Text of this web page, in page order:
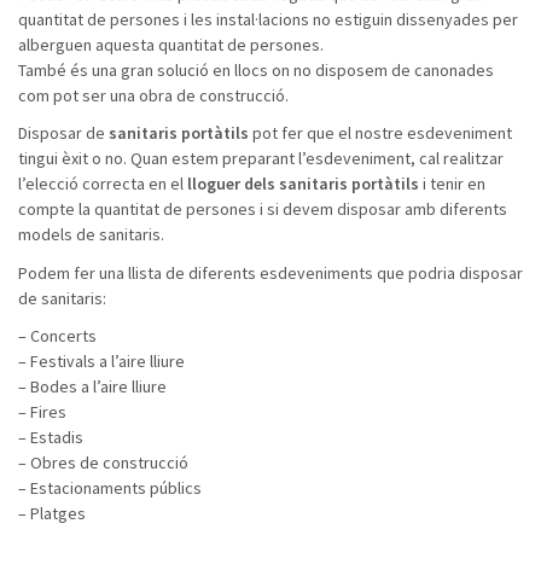
quantitat de persones i les instal·lacions no estiguin dissenyades per
alberguen aquesta quantitat de persones.
També és una gran solució en llocs on no disposem de canonades
com pot ser una obra de construcció.
Disposar de sanitaris portàtils pot fer que el nostre esdeveniment
tingui èxit o no. Quan estem preparant l’esdeveniment, cal realitzar
l’elecció correcta en el lloguer dels sanitaris portàtils i tenir en
compte la quantitat de persones i si devem disposar amb diferents
models de sanitaris.
Podem fer una llista de diferents esdeveniments que podria disposar
de sanitaris:
– Concerts
– Festivals a l’aire lliure
– Bodes a l’aire lliure
– Fires
– Estadis
– Obres de construcció
– Estacionaments públics
– Platges